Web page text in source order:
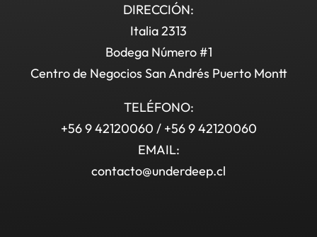
DIRECCIÓN:
Italia 2313
Bodega Número #1
Centro de Negocios San Andrés Puerto Montt
TELÉFONO:
+56 9 42120060 / +56 9 42120060
EMAIL:
contacto@underdeep.cl